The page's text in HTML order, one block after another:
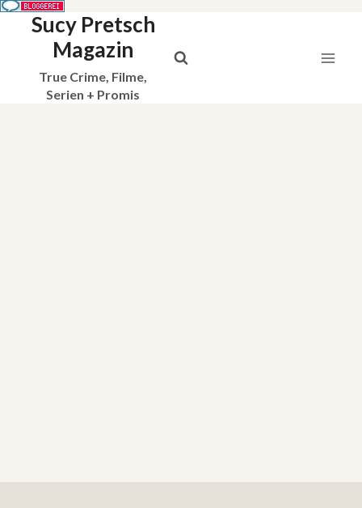
Sucy Pretsch
Magazin
True Crime, Filme,
Serien + Promis